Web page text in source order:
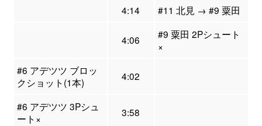
4:14
#11 北見 → #9 粟田
4:06
#9 粟田 2Pシュート
×
#6 アデツツ ブロッ
クショット(1本)
4:02
#6 アデツツ 3Pシュ
ート×
3:58